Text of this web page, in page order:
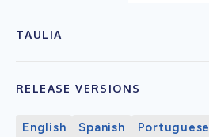
TAULIA
RELEASE VERSIONS
English Spanish Portuguese